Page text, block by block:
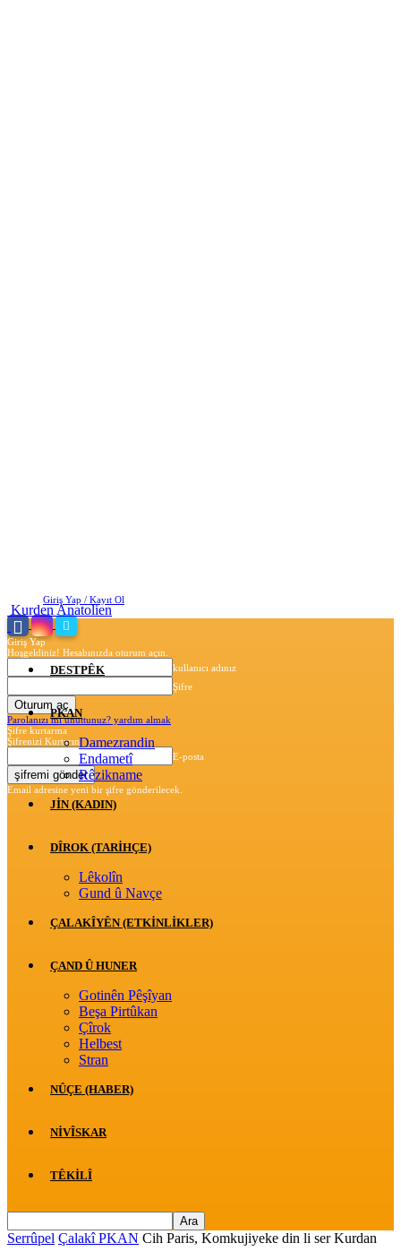
Giriş Yap / Kayıt Ol
Giriş Yap
Hoşgeldiniz! Hesabınızda oturum açın.
kullanıcı adınız
Şifre
Parolanızı mı unuttunuz? yardım almak
Şifre kurtarma
Şifrenizi Kurtarın
E-posta
Email adresine yeni bir şifre gönderilecek.
Kurden Anatolien
DESTPÊK
PKAN
Damezrandin
Endametî
Rêzikname
JİN (KADIN)
DÎROK (TARİHÇE)
Lêkolîn
Gund û Navçe
ÇALAKÎYÊN (ETKINLIKLER)
ÇAND Û HUNER
Gotinên Pêşîyan
Beşa Pirtûkan
Çîrok
Helbest
Stran
NÛÇE (HABER)
NIVÎSKAR
TÊKILÎ
Serrûpel Çalakî PKAN Cih Paris, Komkujiyeke din li ser Kurdan